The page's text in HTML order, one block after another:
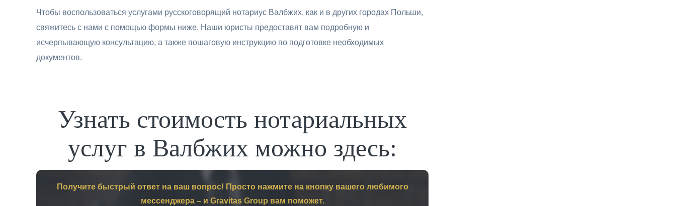
Чтобы воспользоваться услугами русскоговорящий нотариус Валбжих, как и в других городах Польши,
свяжитесь с нами с помощью формы ниже. Наши юристы предоставят вам подробную и
исчерпывающую консультацию, а также пошаговую инструкцию по подготовке необходимых
документов.
Узнать стоимость нотариальных
услуг в Валбжих можно здесь:
Получите быстрый ответ на ваш вопрос! Просто нажмите на кнопку вашего любимого
мессенджера – и Gravitas Group вам поможет.